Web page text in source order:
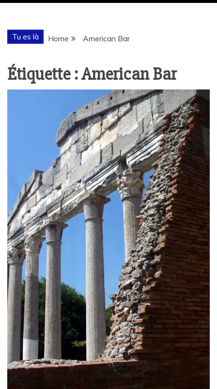
Tu es là Home American Bar
Étiquette :American Bar